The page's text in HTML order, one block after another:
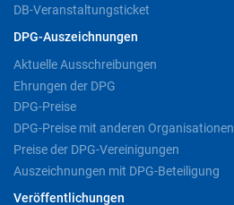
DB-Veranstaltungsticket
DPG-Auszeichnungen
Aktuelle Ausschreibungen
Ehrungen der DPG
DPG-Preise
DPG-Preise mit anderen Organisationen
Preise der DPG-Vereinigungen
Auszeichnungen mit DPG-Beteiligung
Veröffentlichungen